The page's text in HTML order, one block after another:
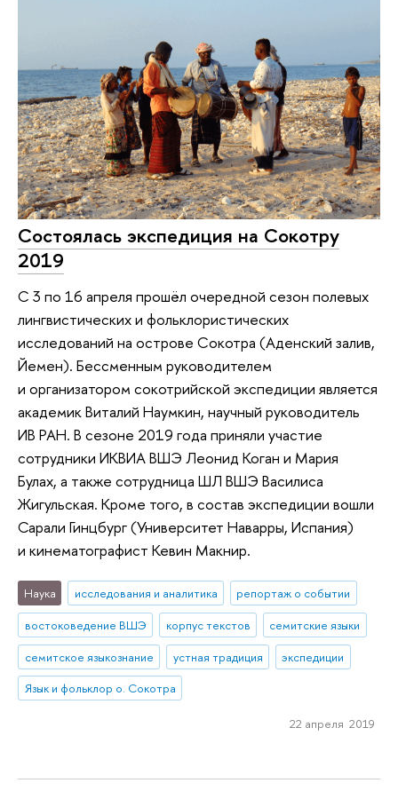
Состоялась экспедиция на Сокотру
2019
С 3 по 16 апреля прошёл очередной сезон полевых
лингвистических и фольклористических
исследований на острове Сокотра (Аденский залив,
Йемен). Бессменным руководителем
и организатором сокотрийской экспедиции является
академик Виталий Наумкин, научный руководитель
ИВ РАН. В сезоне 2019 года приняли участие
сотрудники ИКВИА ВШЭ Леонид Коган и Мария
Булах, а также сотрудница ШЛ ВШЭ Василиса
Жигульская. Кроме того, в состав экспедиции вошли
Сарали Гинцбург (Университет Наварры, Испания)
и кинематографист Кевин Макнир.
Наука исследования и аналитика
репортаж о событии
востоковедение ВШЭ
корпус текстов
семитские языки
семитское языкознание
устная традиция
экспедиции
Язык и фольклор о. Сокотра
22 апреля 2019